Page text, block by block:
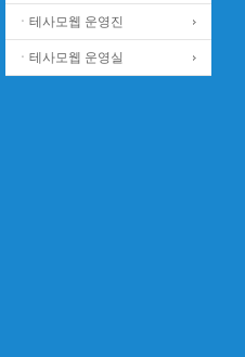
ㆍ테사모웹 운영진
ㆍ테사모웹 운영실